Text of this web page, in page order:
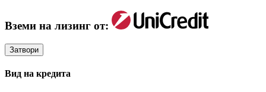
Вземи на лизинг от:
Затвори
Вид на кредита